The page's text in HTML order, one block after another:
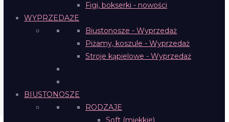
Figi, bokserki - nowości
WYPRZEDAŻE
Biustonosze - Wyprzedaż
Piżamy, koszule - Wyprzedaż
Stroje kąpielowe - Wyprzedaż
BIUSTONOSZE
RODZAJE
Soft (miękkie)